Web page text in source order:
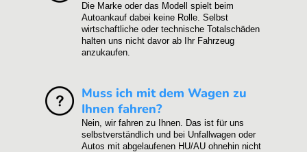
Die Marke oder das Modell spielt beim
Autoankauf dabei keine Rolle. Selbst
wirtschaftliche oder technische Totalschäden
halten uns nicht davor ab Ihr Fahrzeug
anzukaufen.
Muss ich mit dem Wagen zu
Ihnen fahren?
Nein, wir fahren zu Ihnen. Das ist für uns
selbstverständlich und bei Unfallwagen oder
Autos mit abgelaufenen HU/AU ohnehin nicht